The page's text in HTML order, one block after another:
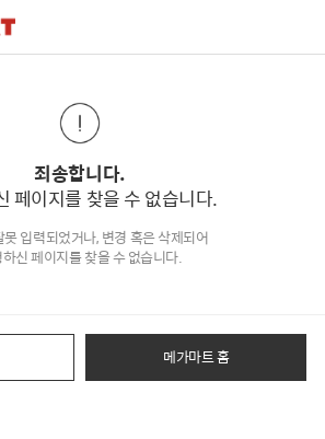
죄송합니다.
페이지를 찾을 수 없습니다.
못 입력되었거나, 변경 혹은 삭제되어
신 페이지를 찾을 수 없습니다.
메가마트 홈